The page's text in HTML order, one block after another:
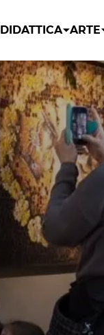
DIDATTICA ARTE